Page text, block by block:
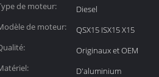
de moteur:
Diesel
de moteur:
QSX15 ISX15 X15
Originaux et OEM
D'aluminium